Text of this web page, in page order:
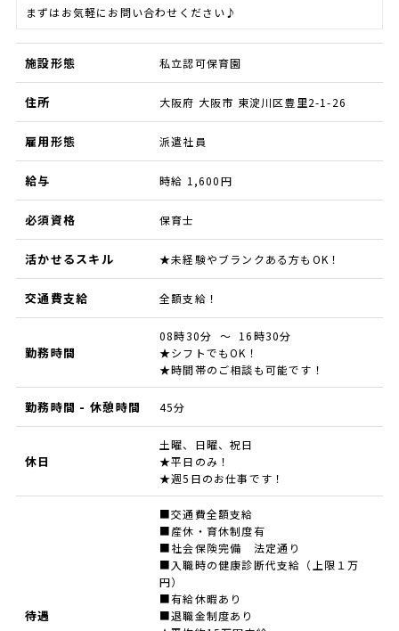
まずはお気軽にお問い合わせください♪
施設形態 私立認可保育園
住所 大阪府 大阪市 東淀川区豊里2-1-26
雇用形態 派遣社員
給与 時給 1,600円
必須資格 保育士
活かせるスキル ★未経験やブランクある方もOK！
交通費支給 全額支給！
勤務時間
08時30分 ～ 16時30分
★シフトでもOK！
★時間帯のご相談も可能です！
勤務時間 - 休憩時間 45分
休日
土曜、日曜、祝日
★平日のみ！
★週5日のお仕事です！
待遇
■交通費全額支給
■産休・育休制度有
■社会保険完備 法定通り
■入職時の健康診断代支給（上限１万
円）
■有給休暇あり
■退職金制度あり